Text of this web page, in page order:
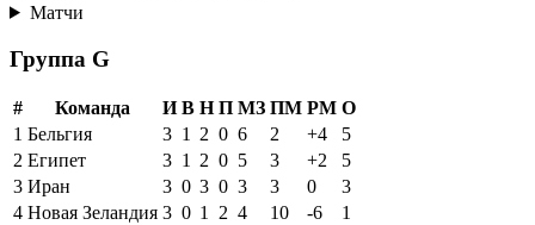
Матчи
Группа G
# Команда И В Н П МЗ ПМ РМ О
1 Бельгия 3 1 2 0 6 2 +4
5
2 Египет 3 1 2 0 5 3 +2
5
3 Иран 3 0 3 0 3 3 0
3
4 Новая Зеландия 3 0 1 2 4 10 -6
1